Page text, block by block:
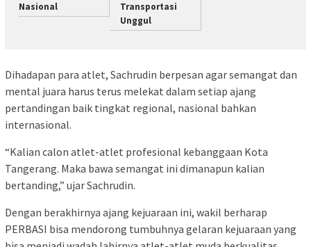
Nasional
Transportasi
Unggul
Dihadapan para atlet, Sachrudin berpesan agar semangat dan
mental juara harus terus melekat dalam setiap ajang
pertandingan baik tingkat regional, nasional bahkan
internasional.
“Kalian calon atlet-atlet profesional kebanggaan Kota
Tangerang. Maka bawa semangat ini dimanapun kalian
bertanding,” ujar Sachrudin.
Dengan berakhirnya ajang kejuaraan ini, wakil berharap
PERBASI bisa mendorong tumbuhnya gelaran kejuaraan yang